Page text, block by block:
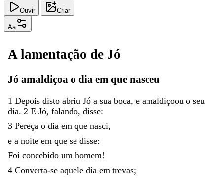
Ouvir Criar
Aa
A lamentação de Jó
Jó amaldiçoa o dia em que nasceu
1 Depois disto abriu Jó a sua boca, e amaldiçoou o seu
dia. 2 E Jó, falando, disse:
3 Pereça o dia em que nasci,
e a noite em que se disse:
Foi concebido um homem!
4 Converta-se aquele dia em trevas;